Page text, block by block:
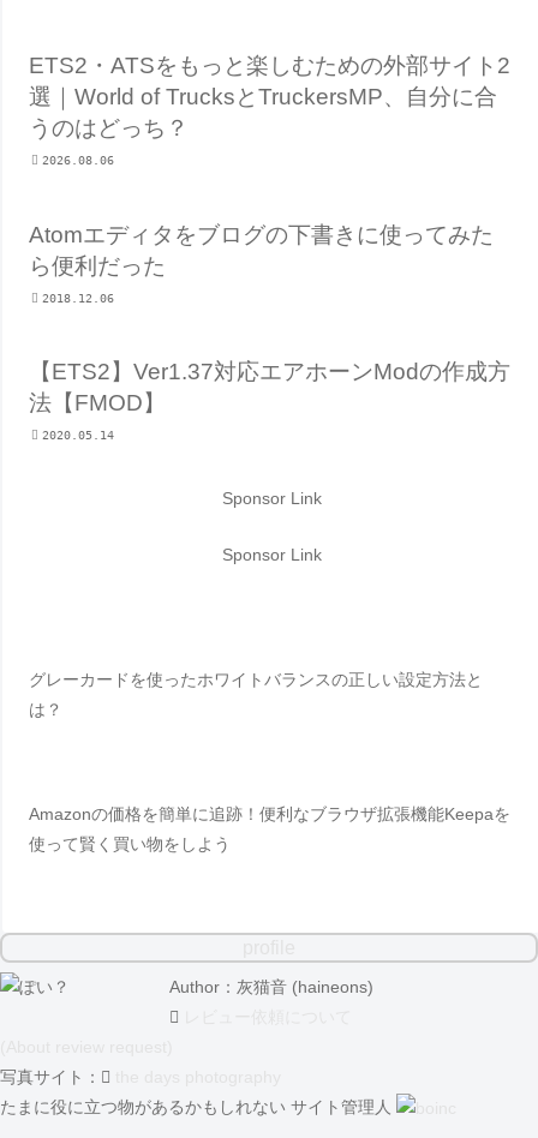
ETS2・ATSをもっと楽しむための外部サイト2
選｜World of TrucksとTruckersMP、自分に合
うのはどっち？
2026.08.06
Atomエディタをブログの下書きに使ってみた
ら便利だった
2018.12.06
【ETS2】Ver1.37対応エアホーンModの作成方
法【FMOD】
2020.05.14
Sponsor Link
Sponsor Link
グレーカードを使ったホワイトバランスの正しい設定方法と
は？
Amazonの価格を簡単に追跡！便利なブラウザ拡張機能Keepaを
使って賢く買い物をしよう
Author：灰猫音 (haineons)
写真サイト：
たまに役に立つ物があるかもしれない サイト管理人